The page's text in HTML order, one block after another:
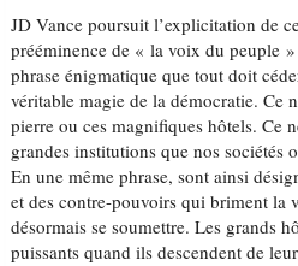
JD Vance poursuit l’explicitation de
prééminence de « la voix du peuple
phrase énigmatique que tout doit
véritable magie de la démocratie. Ce
pierre ou ces magnifiques hôtels. Ce
grandes institutions que nos sociétés
En une même phrase, sont ainsi
et des contre-pouvoirs qui briment la
désormais se soumettre. Les grands
puissants quand ils descendent de